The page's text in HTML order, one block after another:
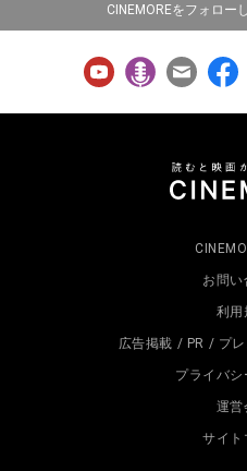
CINEMOREをフォロー
お問い
利用
広告掲載 / PR / プ
プライバシ
運営
サイト